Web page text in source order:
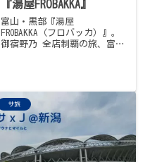
『湯屋FROBAKKA』
富山・黒部『湯屋
FROBAKKA（フロバッカ）』。
御宿野乃 全店制覇の旅、富山
潜む、ちょっとしたサウナテ
ーマパーク。85℃薪ストーブ
の「やまびこサウナ」は砂時
計でロウリュ管理・窓からア
ルプス一望、75℃「あなぐら
サウナ」はコンクリート躯体
サ旅